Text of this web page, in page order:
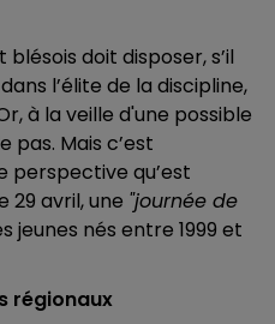
doit disposer, s’il
l’élite de la discipline,
à la veille d'une possible
pas. Mais c’est
perspective qu’est
29 avril, une "journée de
jeunes nés entre 1999 et
régionaux